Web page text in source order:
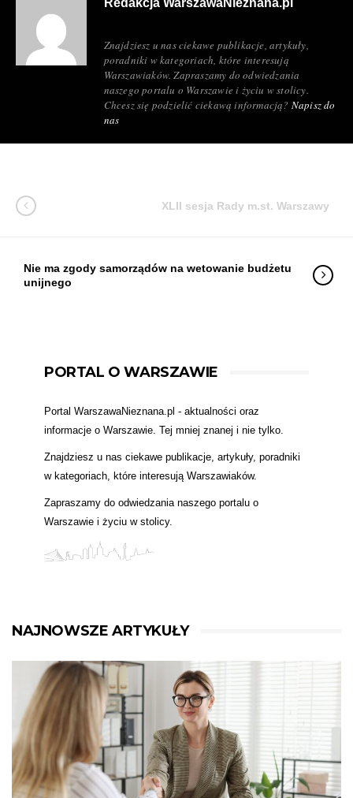
Redakcja WarszawaNieznana.pl
Znajdziesz u nas ciekawe publikacje, artykuły,
poradniki w kategoriach, które interesują
Warszawiaków. Zapraszamy do odwiedzania
naszego portalu o Warszawie i życiu w stolicy.
Chcesz się podzielić ciekawą informacją? Napisz do
nas
XLII sesja Rady m.st. Warszawy
Nie ma zgody samorządów na wetowanie budżetu
unijnego
PORTAL O WARSZAWIE
Portal WarszawaNieznana.pl - aktualności oraz
informacje o Warszawie. Tej mniej znanej i nie tylko.
Znajdziesz u nas ciekawe publikacje, artykuły, poradniki
w kategoriach, które interesują Warszawiaków.
Zapraszamy do odwiedzania naszego portalu o
Warszawie i życiu w stolicy.
NAJNOWSZE ARTYKUŁY